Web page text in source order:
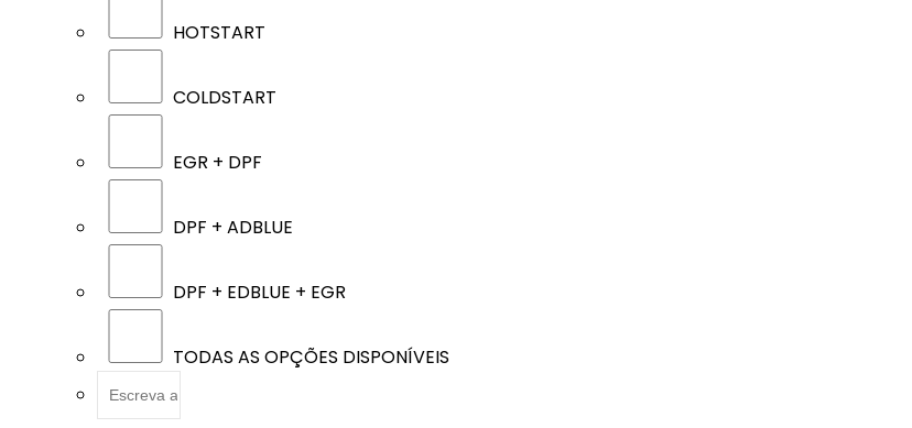
HOTSTART
COLDSTART
EGR + DPF
DPF + ADBLUE
DPF + EDBLUE + EGR
TODAS AS OPÇÕES DISPONÍVEIS